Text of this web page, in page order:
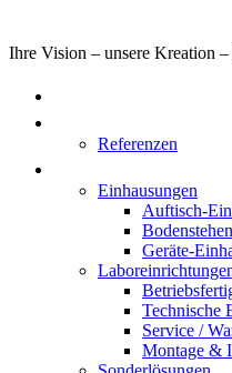
Ihre Vision – unsere Kreation
Referenzen
Einhausungen
Auftisch-
Geräte-
Technische
Service /
Montage &